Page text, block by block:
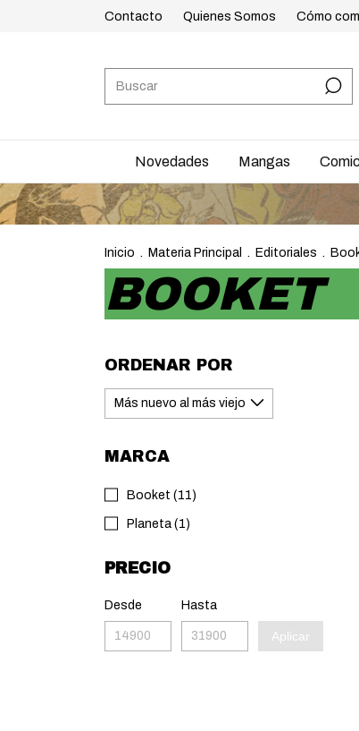
Contacto Quienes Somos Cómo
Novedades Mangas
Inicio . Materia Principal . Editoriales .
BOOKET
ORDENAR POR
MARCA
Booket (11)
Planeta (1)
PRECIO
Desde Hasta
Aplicar